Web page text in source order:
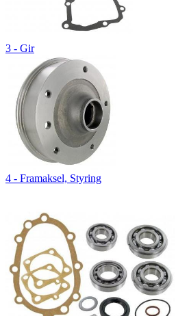
3 - Gir
4 - Framaksel, Styring